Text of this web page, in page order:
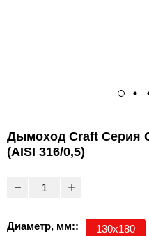
Дымоход Craft Cерия
(AISI 316/0,5)
Диаметр, мм:: 130х180